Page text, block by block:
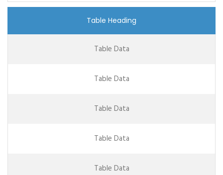
Table Heading
Table Data
Table Data
Table Data
Table Data
Table Data